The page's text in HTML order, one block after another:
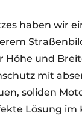
haben wir
und
mit
soliden
Lösung im